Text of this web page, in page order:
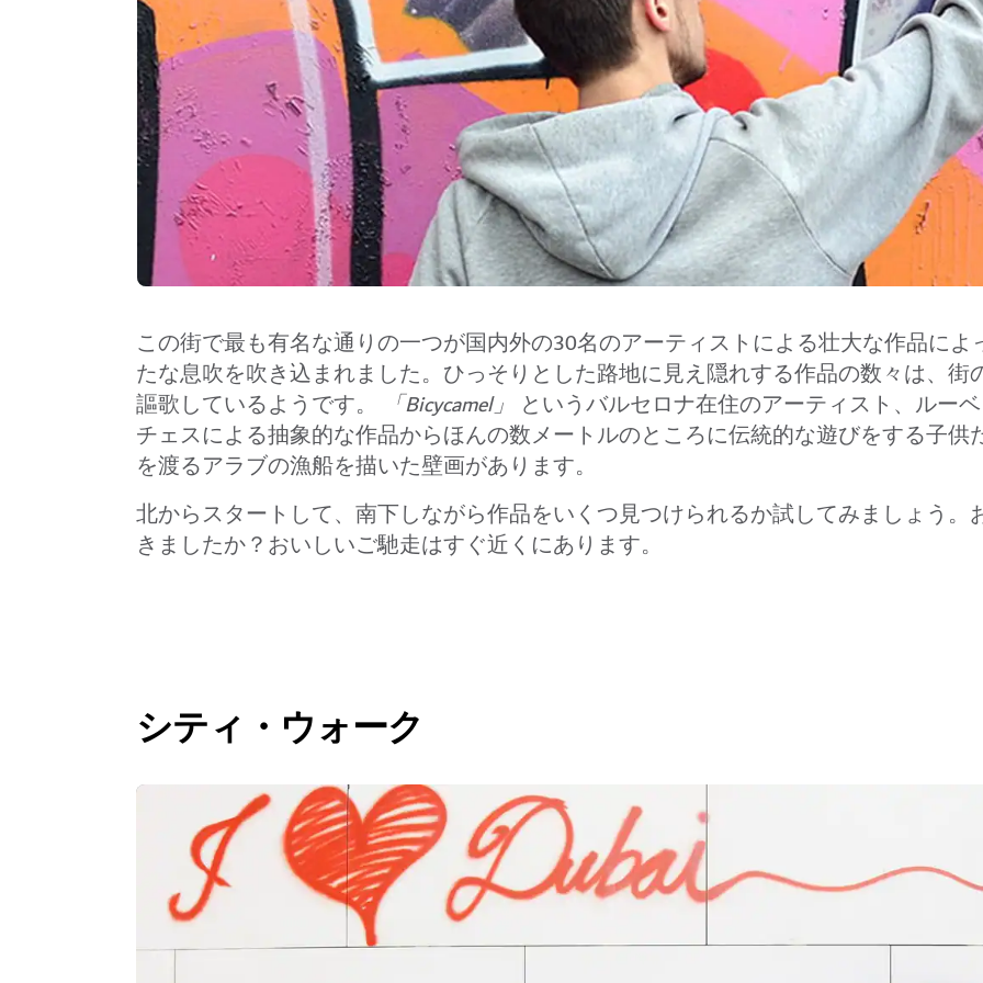
この街で最も有名な通りの一つが国内外の30名のアーティストによる壮大な作品によ
たな息吹を吹き込まれました。ひっそりとした路地に見え隠れする作品の数々は、街
謳歌しているようです。
「Bicycamel」 というバルセロナ在住のアーティスト、ルー
チェスによる抽象的な作品からほんの数メートルのところに伝統的な遊びをする子供
を渡るアラブの漁船を描いた壁画があります。
北からスタートして、南下しながら作品をいくつ見つけられるか試してみましょう。
きましたか？おいしいご馳走はすぐ近くにあります。
シティ・ウォーク